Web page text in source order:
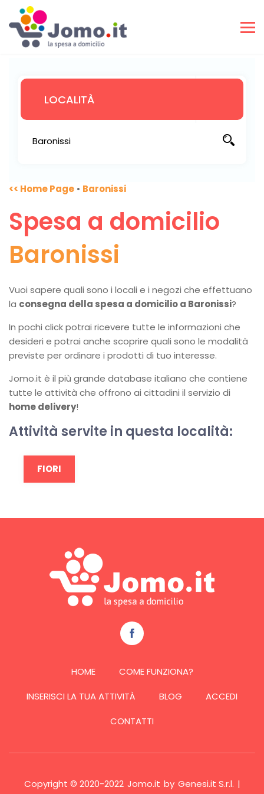
<< Home Page • Baronissi
Spesa a domicilio
Baronissi
Vuoi sapere quali sono i locali e i negozi che effettuano
la consegna della spesa a domicilio a Baronissi?
In pochi click potrai ricevere tutte le informazioni che
desideri e potrai anche scoprire quali sono le modalità
previste per ordinare i prodotti di tuo interesse.
Jomo.it è il più grande database italiano che contiene
tutte le attività che offrono ai cittadini il servizio di
home delivery!
Attività servite in questa località:
FIORI
HOME
COME FUNZIONA?
INSERISCI LA TUA ATTIVITÀ
BLOG
ACCEDI
CONTATTI
Copyright © 2020-2022 Jomo.it by Genesi.it S.r.l. |